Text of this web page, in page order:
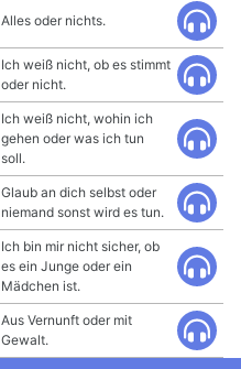
Alles oder nichts.
Ich weiß nicht, ob es stimmt
oder nicht.
Ich weiß nicht, wohin ich
gehen oder was ich tun
soll.
Glaub an dich selbst oder
niemand sonst wird es tun.
Ich bin mir nicht sicher, ob
es ein Junge oder ein
Mädchen ist.
Aus Vernunft oder mit
Gewalt.